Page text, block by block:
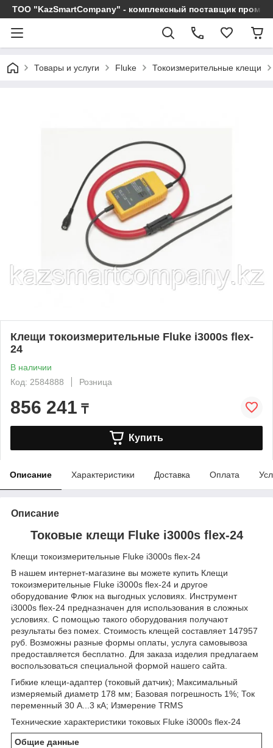
ТОО "KazSmartCompany" - комплексный поставщик
Товары и услуги Fluke Токоизмерительные клещи
Клещи токоизмерительные Fluke i3000s flex-
24
В наличии
Код: 2584888
Розница
856 241 ₸
Купить
Описание Характеристики Доставка Оплата
Описание
Токовые клещи Fluke i3000s flex-24
Клещи токоизмерительные Fluke i3000s flex-24
В нашем интернет-магазине вы можете купить Клещи
токоизмерительные Fluke i3000s flex-24 и другое
оборудование Флюк на выгодных условиях. Инструмент
i3000s flex-24 предназначен для использования в сложных
условиях. С помощью такого оборудования получают
результаты без помех. Стоимость клещей составляет 147957
руб. Возможны разные формы оплаты, услуга самовывоза
предоставляется бесплатно. Для заказа изделия предлагаем
воспользоваться специальной формой нашего сайта.
Гибкие клещи-адаптер (токовый датчик); Максимальный
измеряемый диаметр 178 мм; Базовая погрешность 1%; Ток
переменный 30 А...3 кА; Измерение TRMS
Технические характеристики токовых Fluke i3000s flex-24
Общие данные